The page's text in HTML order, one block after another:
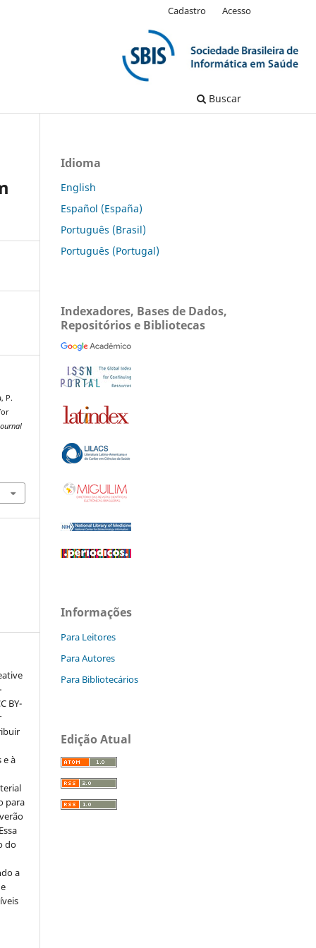
Buscar
Cadastro Acesso
P.
BY-
e à
para
do
a
Idioma
English
Español (España)
Português (Brasil)
Português (Portugal)
Indexadores, Bases de Dados,
Repositórios e Bibliotecas
Informações
Para Leitores
Para Autores
Para Bibliotecários
Edição Atual